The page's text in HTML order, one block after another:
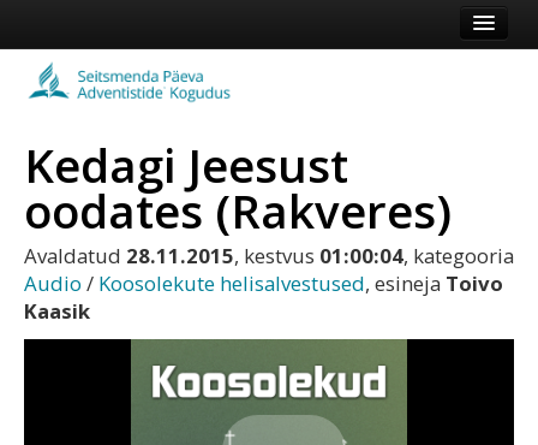
Koduleht
Vaata veel
Logi sisse või registreeru
Kedagi Jeesust
oodates (Rakveres)
Avaldatud 28.11.2015, kestvus 01:00:04, kategooria
Audio / Koosolekute helisalvestused, esineja Toivo
Kaasik